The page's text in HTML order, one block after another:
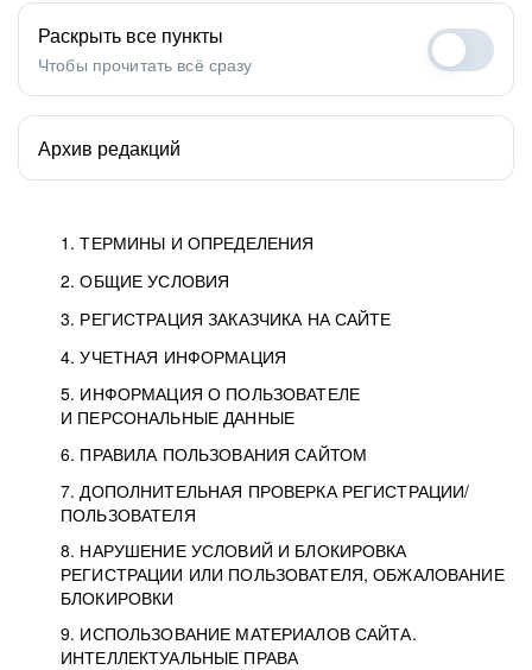
1. ТЕРМИНЫ И ОПРЕДЕЛЕНИЯ
2. ОБЩИЕ УСЛОВИЯ
3. РЕГИСТРАЦИЯ ЗАКАЗЧИКА НА САЙТЕ
4. УЧЕТНАЯ ИНФОРМАЦИЯ
5. ИНФОРМАЦИЯ О ПОЛЬЗОВАТЕЛЕ
И ПЕРСОНАЛЬНЫЕ ДАННЫЕ
6. ПРАВИЛА ПОЛЬЗОВАНИЯ САЙТОМ
7. ДОПОЛНИТЕЛЬНАЯ ПРОВЕРКА РЕГИСТРАЦИИ/
ПОЛЬЗОВАТЕЛЯ
8. НАРУШЕНИЕ УСЛОВИЙ И БЛОКИРОВКА
РЕГИСТРАЦИИ ИЛИ ПОЛЬЗОВАТЕЛЯ, ОБЖАЛОВАНИЕ
БЛОКИРОВКИ
9. ИСПОЛЬЗОВАНИЕ МАТЕРИАЛОВ САЙТА.
ИНТЕЛЛЕКТУАЛЬНЫЕ ПРАВА
Раскрыть все пункты
Чтобы прочитать всё сразу
Архив редакций